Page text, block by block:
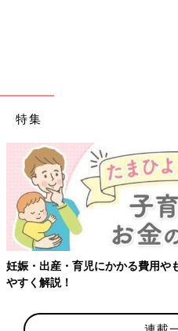
特集
【ワクチン接種できるものも】妊